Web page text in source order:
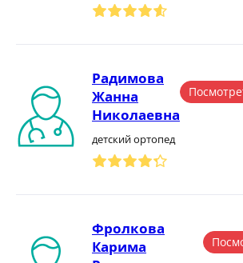
Радимова
Жанна
Николаевна
детский ортопед
Фролкова
Карима